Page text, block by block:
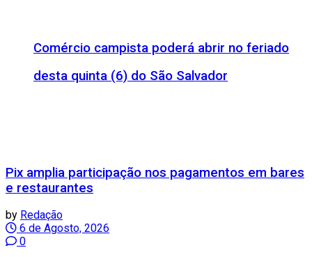
Comércio campista poderá abrir no feriado
desta quinta (6) do São Salvador
Pix amplia participação nos pagamentos em bares
e restaurantes
by Redação
6 de Agosto, 2026
0